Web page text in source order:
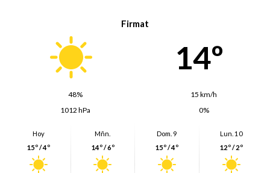
Firmat
14º
48%
15 km/h
1012 hPa
0%
Hoy
15º / 4º
Mñn.
14º / 6º
Dom. 9
15º / 4º
Lun. 10
12º / 2º